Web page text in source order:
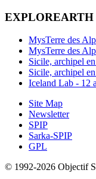
EXPLOREARTH
MysTerre des
MysTerre des
Sicile, archipel
Sicile, archipel
Iceland Lab - 12
Site Map
Newsletter
SPIP
Sarka-SPIP
GPL
© 1992-2026 Objectif